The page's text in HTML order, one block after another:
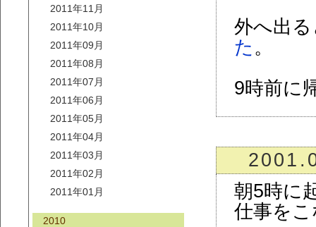
2011年11月
2011年10月
2011年09月
2011年08月
2011年07月
2011年06月
2011年05月
2011年04月
2011年03月
2011年02月
2011年01月
2010
外へ出
た 。
9時前に
朝5時に
仕事を